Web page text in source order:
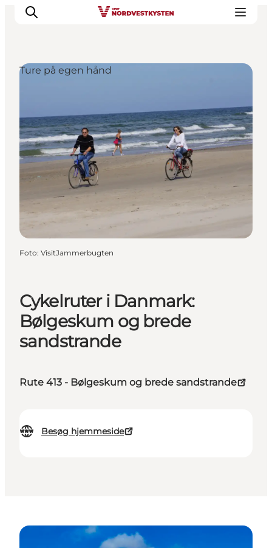
Inspiration
Handicapvenlig ferie
Events
Overnatning
Planlæg din ferie
Cykelruter i Danmark:
Bølgeskum og brede
sandstrande
Rute 413 - Bølgeskum og brede sandstrande
Besøg hjemmeside
Ture på egen hånd
Foto: VisitJammerbugten